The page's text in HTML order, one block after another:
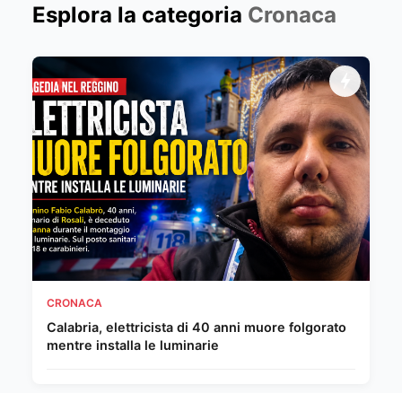
Esplora la categoria Cronaca
CRONACA
Calabria, elettricista di 40 anni muore folgorato
mentre installa le luminarie